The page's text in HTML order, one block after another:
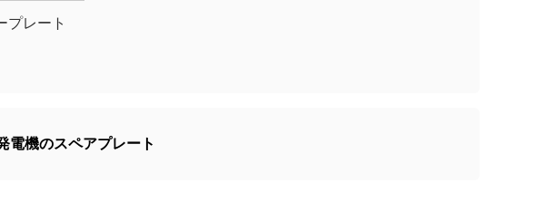
プレート
電機のスペアプレート